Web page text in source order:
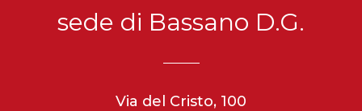
sede di Bassano D.G.
Via del Cristo, 100